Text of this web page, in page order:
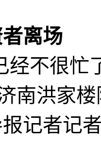
离场
不很忙
南洪家
记者记